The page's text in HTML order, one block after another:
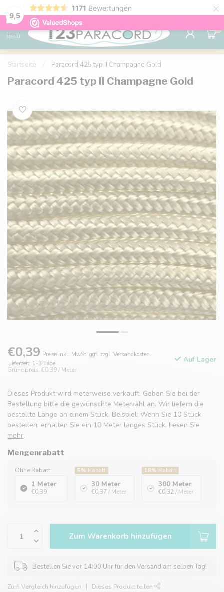
9,5
1171 Bewertungen ×
Kostenlose Lieferung nach Hause ab 150 €
MENU
0
Startseite Paracord 425 typ II Champagne Gold
Paracord 425 typ II Champagne Gold
€0,39 Preise inkl. MwSt. ggf. zzgl. Versandkosten.
Lieferzeit: 1-3 Tage
Grundpreis: €0,39 / Meter
Auf Lager
Dieses Produkt wird meterweise verkauft. Geben Sie bei der
Bestellung bitte die gewünschte Meterzahl an. Wir liefern die
bestellte Länge an einem Stück. Beispiel: Wenn Sie 10 Stück
bestellen, erhalten Sie ein 10 Meter langes Stück. Lesen Sie
mehr.
Mengenrabatt
Ohne Rabatt
1 Meter
€0,39
5% Rabatt
30 Meter
€0,37/ Meter
18% Rabatt
300 Meter
€0,32 / Meter
Zum Warenkorb hinzufügen
Bestellen Sie vor 14:00 Uhr für den Versand am selben Tag!
Zum Vergleich hinzufügen Dieses Produkt teilen